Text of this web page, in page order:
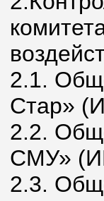
2.1.
Стар»
2.2.
СМУ»
2.3.